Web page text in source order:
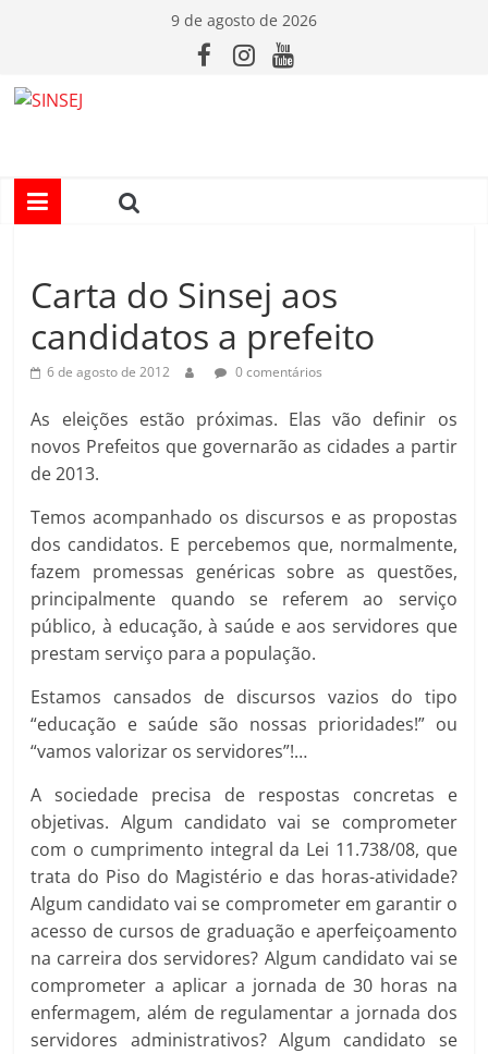
conteúdo
9 de agosto de 2026
I
S
E
Carta do Sinsej aos
candidatos a prefeito
6 de agosto de 2012 0 comentários
As eleições estão próximas. Elas vão definir os
novos Prefeitos que governarão as cidades a partir
de 2013.
Temos acompanhado os discursos e as propostas
dos candidatos. E percebemos que, normalmente,
fazem promessas genéricas sobre as questões,
principalmente quando se referem ao serviço
público, à educação, à saúde e aos servidores que
prestam serviço para a população.
Estamos cansados de discursos vazios do tipo
“educação e saúde são nossas prioridades!” ou
“vamos valorizar os servidores”!…
A sociedade precisa de respostas concretas e
objetivas. Algum candidato vai se comprometer
com o cumprimento integral da Lei 11.738/08, que
trata do Piso do Magistério e das horas-atividade?
Algum candidato vai se comprometer em garantir o
acesso de cursos de graduação e aperfeiçoamento
na carreira dos servidores? Algum candidato vai se
comprometer a aplicar a jornada de 30 horas na
enfermagem, além de regulamentar a jornada dos
servidores administrativos? Algum candidato se